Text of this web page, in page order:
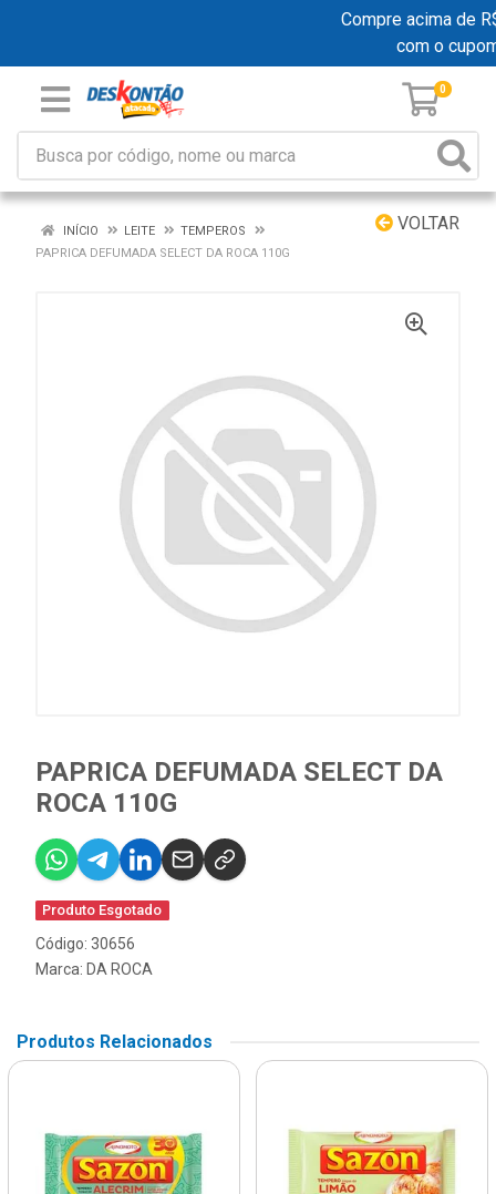
Compre acima de
com o
0
VOLTAR
INÍCIO LEITE
TEMPEROS
PAPRICA DEFUMADA SELECT DA ROCA 110G
PAPRICA DEFUMADA SELECT DA
ROCA 110G
Produto Esgotado
Código: 30656
Marca: DA ROCA
Produtos Relacionados